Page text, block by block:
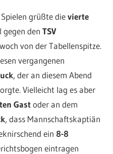
Spielen grüßte dievierte
gegen denTSV
von der Tabellenspitze.
vergangenen
, der an diesem Abend
Vielleicht lag es aber
Gastoder an dem
, dass Mannschaftskaptiän
ein 8-8
eintragen